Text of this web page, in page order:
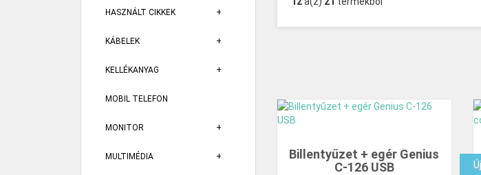
HASZNÁLT CIKKEK
KÁBELEK
KELLÉKANYAG
MOBIL TELEFON
MONITOR
MULTIMÉDIA
Billentyűzet + egér Genius
C-126 USB
Új